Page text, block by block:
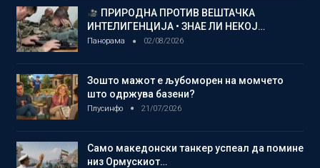
ПРИРОДНА ПРОТИВ ВЕШТАЧКА
ИНТЕЛИГЕНЦИЈА • ЗНАЕ ЛИ НЕКОЈ…
Панорама 02/08/2026
Зошто мажот е љубоморен на момчето
што одржува базени?
Плусинфо 21/07/2026
Само македонски танкер успеал да помине
низ Ормускиот…